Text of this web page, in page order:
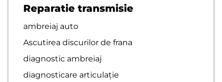
Reparatie transmisie
ambreiaj auto
Ascutirea discurilor de frana
diagnostic ambreiaj
diagnosticare articulație